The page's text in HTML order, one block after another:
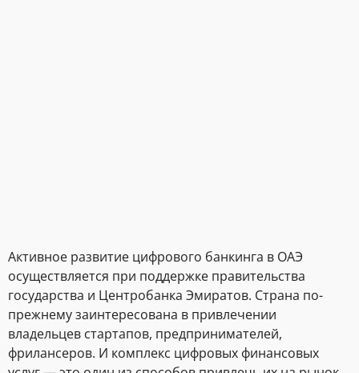
Активное развитие цифрового банкинга в ОАЭ
осуществляется при поддержке правительства
государства и Центробанка Эмиратов. Страна по-
прежнему заинтересована в привлечении
владельцев стартапов, предпринимателей,
фрилансеров. И комплекс цифровых финансовых